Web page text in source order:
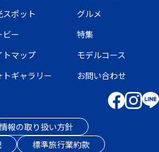
スポット
グルメ
ビー
特集
トマップ
モデルコース
トギャラリー お問い合わせ
報の取り扱い方針
標準旅行業約款